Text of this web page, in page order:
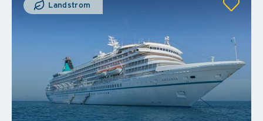
Landstrom